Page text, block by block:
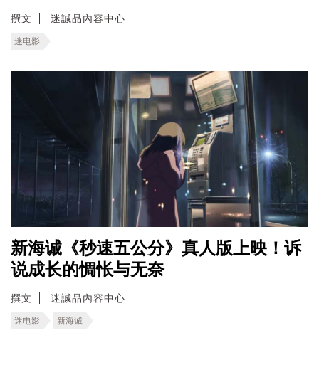
撰文 迷誠品內容中心
迷电影
新海诚《秒速五公分》真人版上映！诉
说成长的惆怅与无奈
撰文 迷誠品內容中心
迷电影 新海诚